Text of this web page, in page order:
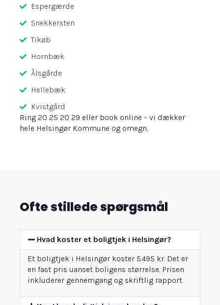
Espergærde
Snekkersten
Tikøb
Hornbæk
Ålsgårde
Hellebæk
Kvistgård
Ring 20 25 20 29 eller book online – vi dækker
hele Helsingør Kommune og omegn.
Ofte stillede spørgsmål
Hvad koster et boligtjek i Helsingør?
Et boligtjek i Helsingør koster 5.495 kr. Det er
en fast pris uanset boligens størrelse. Prisen
inkluderer gennemgang og skriftlig rapport.